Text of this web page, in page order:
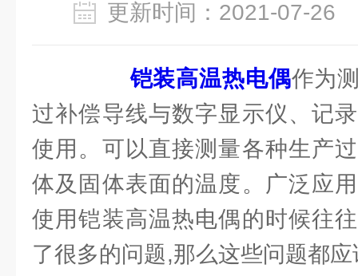
更新时间：2021-07-
铠装高温热电偶作为
过补偿导线与数字显示仪、记
使用。可以直接测量各种生产
体及固体表面的温度。广泛应
使用铠装高温热电偶的时候往
了很多的问题,那么这些问题都